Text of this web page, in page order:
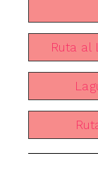
Ruta al